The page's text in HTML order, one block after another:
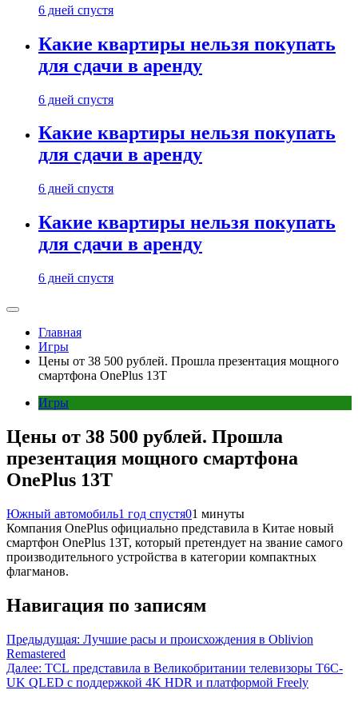
6 дней спустя
Какие квартиры нельзя покупать
для сдачи в аренду
6 дней спустя
Какие квартиры нельзя покупать
для сдачи в аренду
6 дней спустя
Какие квартиры нельзя покупать
для сдачи в аренду
6 дней спустя
Главная
Игры
Цены от 38 500 рублей. Прошла презентация мощного
смартфона OnePlus 13T
Игры
Цены от 38 500 рублей. Прошла
презентация мощного смартфона
OnePlus 13T
Южный автомобиль1 год спустя01 минуты
Компания OnePlus официально представила в Китае новый
смартфон OnePlus 13T, который претендует на звание самого
производительного устройства в категории компактных
флагманов.
Навигация по записям
Предыдущая: Лучшие расы и происхождения в Oblivion
Remastered
Далее: TCL представила в Великобритании телевизоры T6C-
UK QLED с поддержкой 4K HDR и платформой Freely